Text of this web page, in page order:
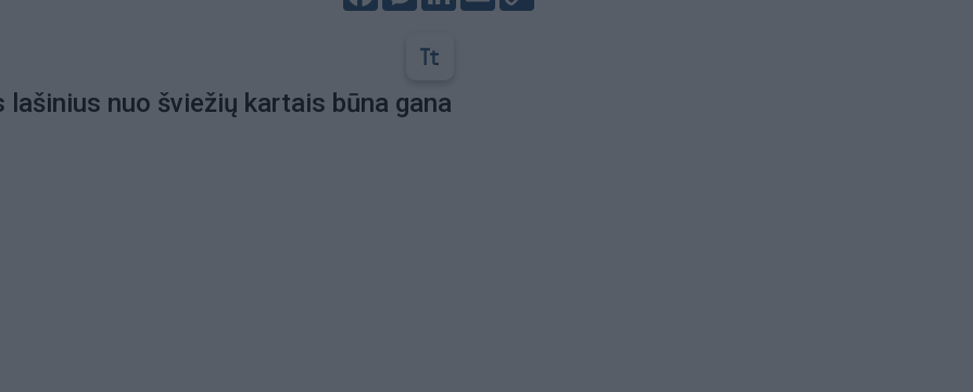
nuo šviežių kartais būna gana